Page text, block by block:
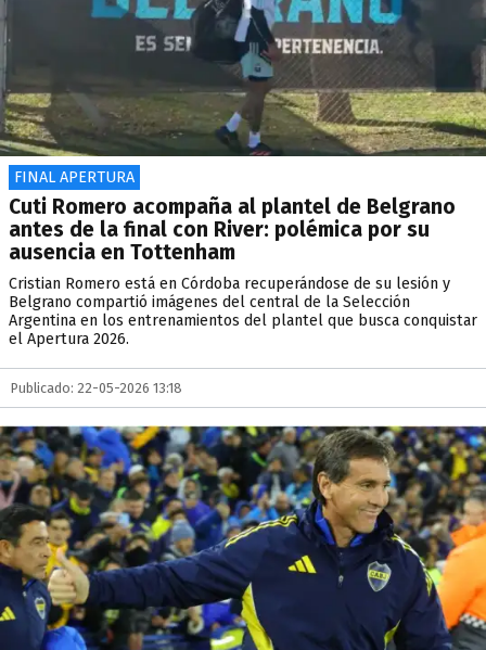
FINAL APERTURA
Cuti Romero acompaña al plantel de Belgrano
antes de la final con River: polémica por su
ausencia en Tottenham
Cristian Romero está en Córdoba recuperándose de su lesión y
Belgrano compartió imágenes del central de la Selección
Argentina en los entrenamientos del plantel que busca conquistar
el Apertura 2026.
Publicado: 22-05-2026 13:18